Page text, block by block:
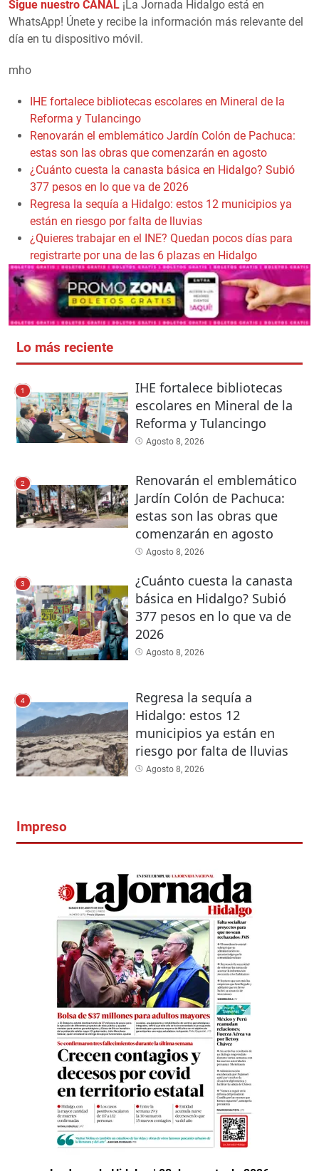
Sigue nuestro CANAL ¡La Jornada Hidalgo está en
WhatsApp! Únete y recibe la información más relevante del
día en tu dispositivo móvil.
mho
IHE fortalece bibliotecas escolares en Mineral de la
Reforma y Tulancingo
Renovarán el emblemático Jardín Colón de Pachuca:
estas son las obras que comenzarán en agosto
¿Cuánto cuesta la canasta básica en Hidalgo? Subió
377 pesos en lo que va de 2026
Regresa la sequía a Hidalgo: estos 12 municipios ya
están en riesgo por falta de lluvias
¿Quieres trabajar en el INE? Quedan pocos días para
registrarte por una de las 6 plazas en Hidalgo
Lo más reciente
1
IHE fortalece bibliotecas
escolares en Mineral de la
Reforma y Tulancingo
Agosto 8, 2026
2
Renovarán el emblemático
Jardín Colón de Pachuca:
estas son las obras que
comenzarán en agosto
Agosto 8, 2026
3
¿Cuánto cuesta la canasta
básica en Hidalgo? Subió
377 pesos en lo que va de
2026
Agosto 8, 2026
4
Regresa la sequía a
Hidalgo: estos 12
municipios ya están en
riesgo por falta de lluvias
Agosto 8, 2026
Impreso